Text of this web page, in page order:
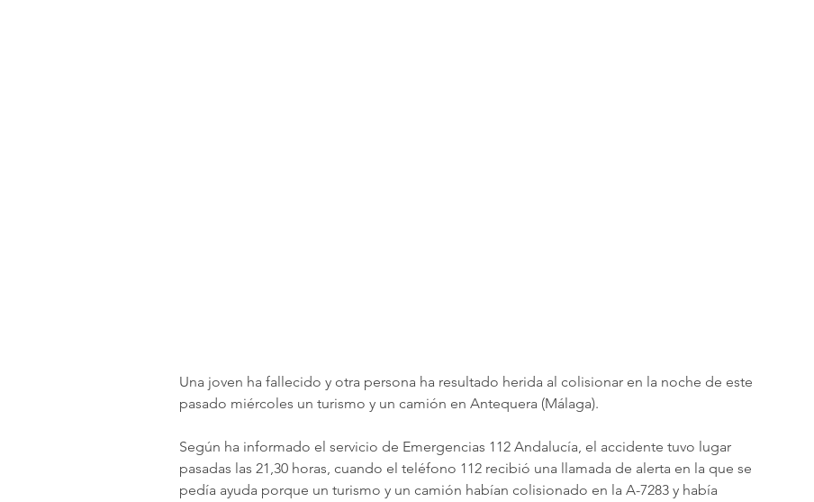
Una joven ha fallecido y otra persona ha resultado herida al colisionar en la noche de este
pasado miércoles un turismo y un camión en Antequera (Málaga).
Según ha informado el servicio de Emergencias 112 Andalucía, el accidente tuvo lugar
pasadas las 21,30 horas, cuando el teléfono 112 recibió una llamada de alerta en la que se
pedía ayuda porque un turismo y un camión habían colisionado en la A-7283 y había